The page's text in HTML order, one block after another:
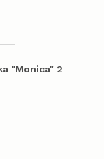
"Monica" 2